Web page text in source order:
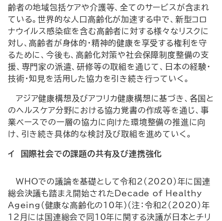
齢者の地域包括ケアや介護等、全てのサービスが含まれ
ている。世界的な人口高齢化が加速する中で、新型コロ
ナウイルス感染症を含む高齢者に対する様々なリスクに
対し、高齢者が身体的・精神的健康を享受する権利を守
るために、今後も、高齢化対策や社会保障制度整備の支
援、専門家の派遣、研修等の取組を通じて、日本の経験・
技術・知見を活用した協力を引き続き行っていく。
アジア健康構想及びアフリカ健康構想に基づき、各国と
のヘルスケア分野における協力覚書の作成等を通じ、事
業ベースでの一層の協力に向けた環境整備の推進に向
け、引き続き具体的な検討及び取組を進めていく。
イ 国際社会での課題の共有及び連携強化
WHOでの議論を基礎として令和2（2020）年に国連
総会決議も踏まえ開始された Decade of Healthy
Ageing （健康な高齢化の10年）（注：令和2（2020）年
12月には国連総会で同10年に関する決議が日本とチリ